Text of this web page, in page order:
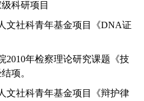
科研项目
文社科青年基金项目《DNA证
2010年检察理论研究课题《技
项。
文社科青年基金项目《辩护律